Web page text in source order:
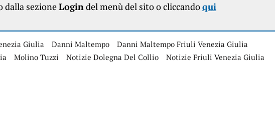
dalla sezioneLogindel menù del sito o cliccandoqui
Giulia Danni Maltempo
Danni Maltempo Friuli Venezia Giulia
Molino Tuzzi Notizie Dolegna Del Collio
Notizie Friuli Venezia Giulia